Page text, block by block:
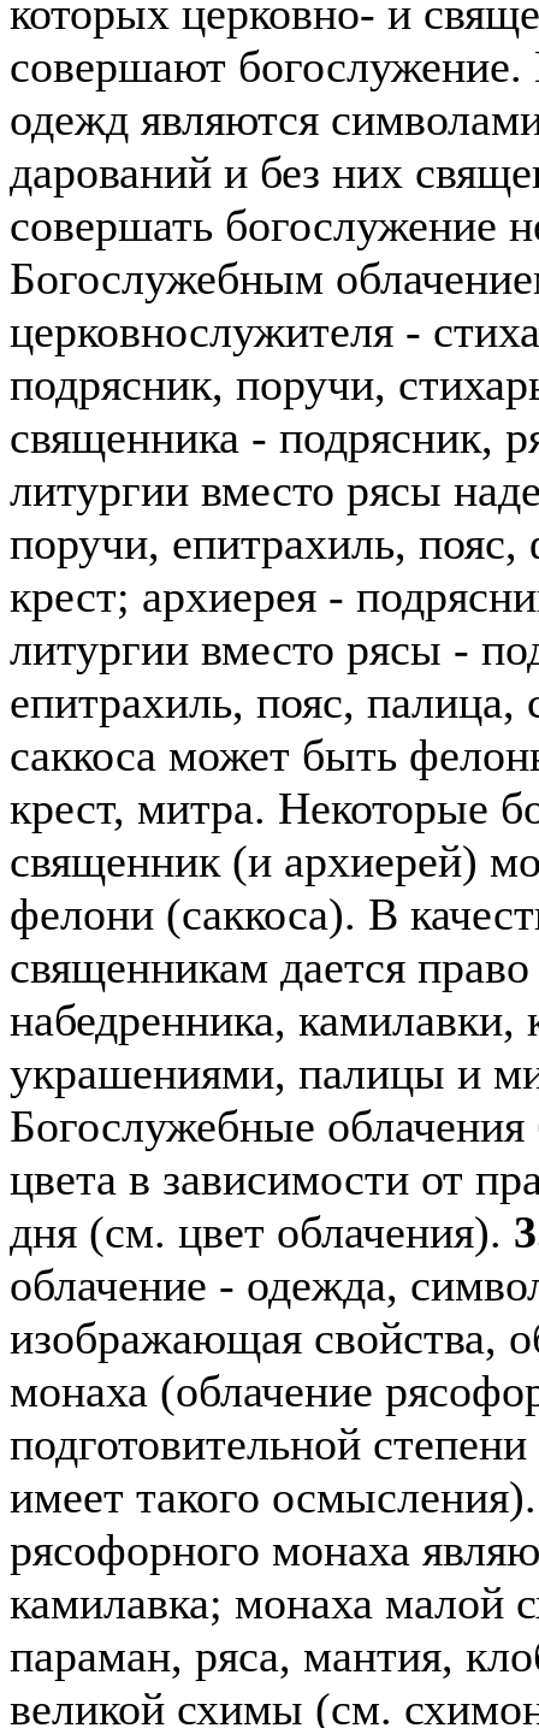
которых церковно- и
совершают богослужение.
одежд являются
дарований и без них
совершать богослужение
Богослужебным
церковнослужителя -
подрясник, поручи,
священника - подрясник,
литургии вместо рясы
поручи, епитрахиль,
крест; архиерея -
литургии вместо рясы -
епитрахиль, пояс, палица,
саккоса может быть
крест, митра. Некоторые
священник (и архиерей)
фелони (саккоса). В
священникам дается
набедренника, камилавки,
украшениями, палицы и
Богослужебные
цвета в зависимости от
дня (см. цвет облачения).
облачение - одежда,
изображающая свойства,
монаха (облачение
подготовительной
имеет такого
рясофорного монаха
камилавка; монаха малой
параман, ряса, мантия,
великой схимы (см.